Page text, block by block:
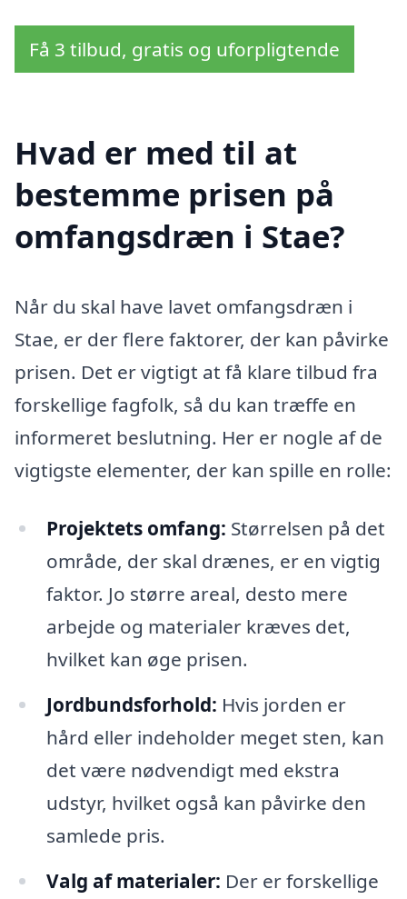
Få 3 tilbud, gratis og uforpligtende
Hvad er med til at
bestemme prisen på
omfangsdræn i Stae?
Når du skal have lavet omfangsdræn i
Stae, er der flere faktorer, der kan påvirke
prisen. Det er vigtigt at få klare tilbud fra
forskellige fagfolk, så du kan træffe en
informeret beslutning. Her er nogle af de
vigtigste elementer, der kan spille en rolle:
Projektets omfang: Størrelsen på det
område, der skal drænes, er en vigtig
faktor. Jo større areal, desto mere
arbejde og materialer kræves det,
hvilket kan øge prisen.
Jordbundsforhold: Hvis jorden er
hård eller indeholder meget sten, kan
det være nødvendigt med ekstra
udstyr, hvilket også kan påvirke den
samlede pris.
Valg af materialer: Der er forskellige